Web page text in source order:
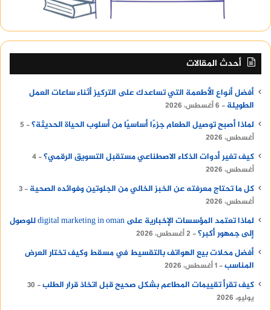
أحدث المقالات
أفضل أنواع الأطعمة التي تساعدك على التركيز أثناء ساعات العمل
الطويلة
6 أغسطس، 2026
لماذا أصبح توصيل الطعام جزءًا أساسيًا من أسلوب الحياة الحديثة؟
5
أغسطس، 2026
كيف تغير أدوات الذكاء الاصطناعي مستقبل التسويق الرقمي؟ 4
أغسطس، 2026
كل ما تحتاج معرفته عن الخبز الخالي من الجلوتين وفوائده الصحية
3
أغسطس، 2026
لماذا تعتمد المؤسسات الإخبارية على digital marketing in oman للوصول
إلى جمهور أكبر؟ 2 أغسطس، 2026
أفضل محلات بيع الهواتف بالتقسيط في مسقط وكيف تختار العرض
المناسب 1 أغسطس، 2026
كيف تقرأ تقييمات المطاعم بشكل صحيح قبل اتخاذ قرار الطلب
30
يوليو، 2026